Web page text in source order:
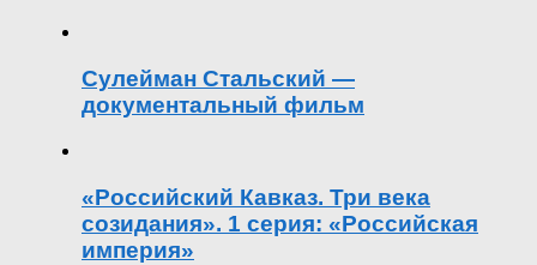
Сулейман Стальский —
документальный фильм
«Российский Кавказ. Три века
созидания». 1 серия: «Российская
империя»